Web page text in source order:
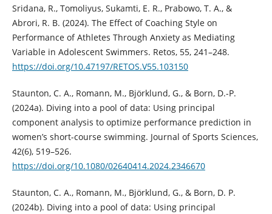
Sridana, R., Tomoliyus, Sukamti, E. R., Prabowo, T. A., &
Abrori, R. B. (2024). The Effect of Coaching Style on
Performance of Athletes Through Anxiety as Mediating
Variable in Adolescent Swimmers. Retos, 55, 241–248.
https://doi.org/10.47197/RETOS.V55.103150
Staunton, C. A., Romann, M., Björklund, G., & Born, D.-P.
(2024a). Diving into a pool of data: Using principal
component analysis to optimize performance prediction in
women’s short-course swimming. Journal of Sports Sciences,
42(6), 519–526.
https://doi.org/10.1080/02640414.2024.2346670
Staunton, C. A., Romann, M., Björklund, G., & Born, D. P.
(2024b). Diving into a pool of data: Using principal